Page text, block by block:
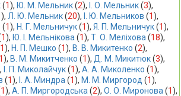
(1), Ю. М. Мельник (2), І. О. Мельник (3),
), Л. Ю. Мельник (20), І. Ю. Мельников (1),
(1), Н. Г. Мельничук (1), Я. П. Мельничук (1),
1), Ю. І. Мельнікова (1), Т. О. Меліхова (18),
1), Н. П. Мешко (1), В. В. Микитенко (2),
1), В. М. Микитченко (1), Д. М. Микитюк (3),
І. П. Миколайчук (1), А. А. Миколенко (1),
(1), І. А. Миндра (1), М. М. Миргород (1),
1), А. П. Миргородська (2), О. О. Миронова (1),